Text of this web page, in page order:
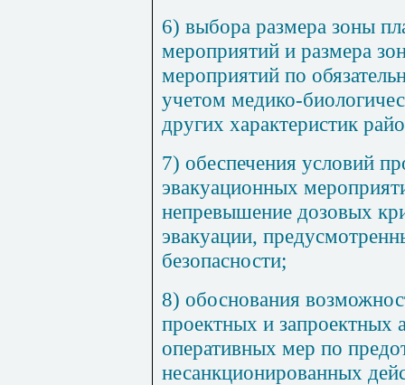
6) выбора размера зоны
мероприятий и размера
мероприятий по
учетом медико-
других характеристик
7) обеспечения условий
эвакуационных
непревышение дозовых
эвакуации,
безопасности;
8) обоснования
проектных и запроектных
оперативных мер по
несанкционированных